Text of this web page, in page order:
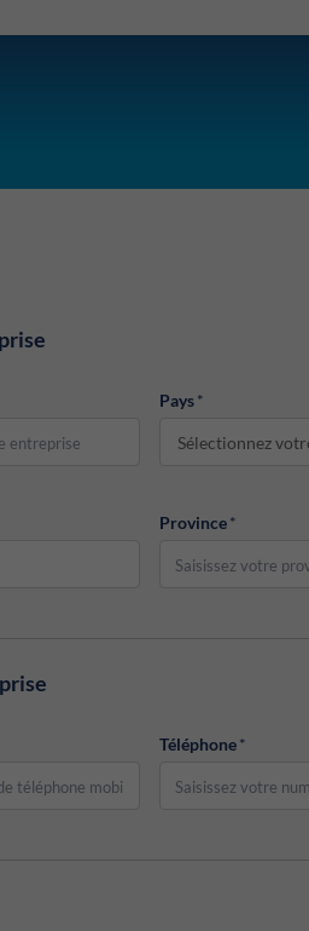
Pays*
Sélectionnez
Province*
Téléphone*